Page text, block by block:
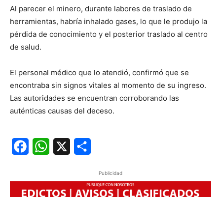
Al parecer el minero, durante labores de traslado de
herramientas, habría inhalado gases, lo que le produjo la
pérdida de conocimiento y el posterior traslado al centro
de salud.
El personal médico que lo atendió, confirmó que se
encontraba sin signos vitales al momento de su ingreso.
Las autoridades se encuentran corroborando las
auténticas causas del deceso.
FacebookWhatsApp
Publicidad